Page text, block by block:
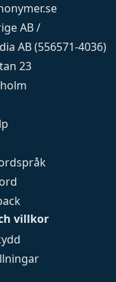
villkor
AB /
AB (556571-4036)
23